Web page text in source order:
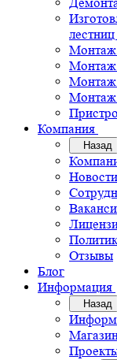
Монтаж
Монтаж
Монтаж
Монтаж
Компания
Назад
Новости
Отзывы
Блог
Информация
Назад